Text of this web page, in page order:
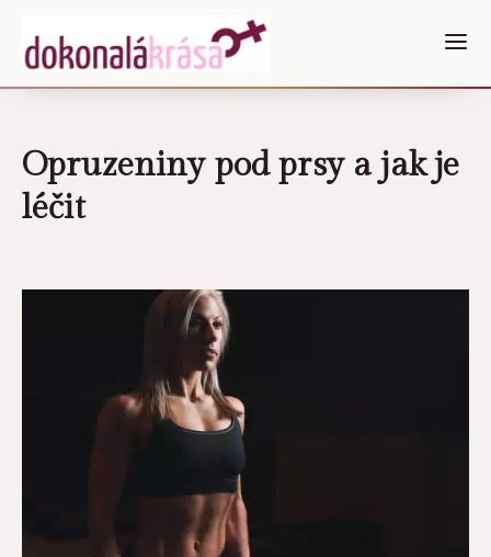
Opruzeniny pod prsy a jak je
léčit